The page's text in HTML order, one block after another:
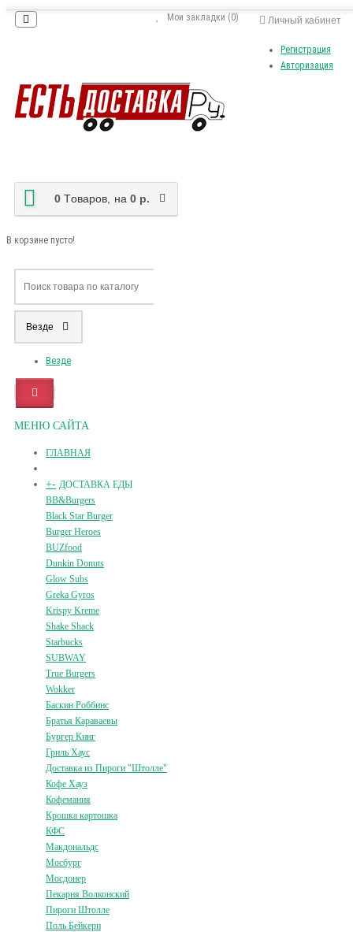
Личный кабинет
Регистрация
Авторизация
Мои закладки (0)
0 Tоваров, на 0 р.
В корзине пусто!
Везде
Везде
МЕНЮ САЙТА
ГЛАВНАЯ
+- ДОСТАВКА ЕДЫ
BB&Burgers
Black Star Burger
Burger Heroes
BUZfood
Dunkin Donuts
Glow Subs
Greka Gyros
Krispy Kreme
Shake Shack
Starbucks
SUBWAY
True Burgers
Wokker
Баскин Роббинс
Братья Караваевы
Бургер Кинг
Гриль Хаус
Доставка из Пироги "Штолле"
Кофе Хауз
Кофемания
Крошка картошка
КФС
Макдональдс
Мосбург
Мосдонер
Пекарня Волконский
Пироги Штолле
Поль Бейкери